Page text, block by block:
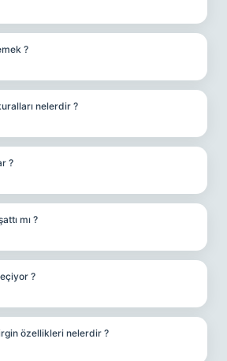
?
nelerdir ?
?
mı ?
?
özellikleri nelerdir ?